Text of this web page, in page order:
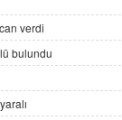
Yüzüne
ASLAN
Algı Ne?
Peşinden
verdi
bulundu